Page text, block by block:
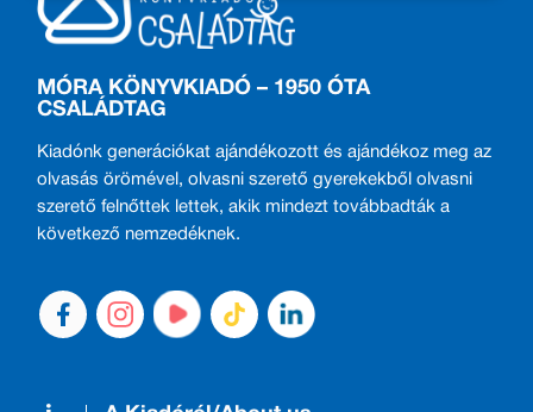
MÓRA KÖNYVKIADÓ – 1950 ÓTA
CSALÁDTAG
Kiadónk generációkat ajándékozott és ajándékoz meg az
olvasás örömével, olvasni szerető gyerekekből olvasni
szerető felnőttek lettek, akik mindezt továbbadták a
következő nemzedéknek.